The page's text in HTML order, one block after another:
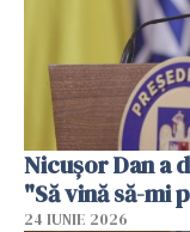
Nicușor Dan a
"Să vină să-mi
24 IUNIE 2026